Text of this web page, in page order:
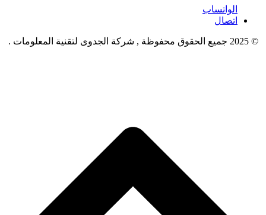
الواتساب
اتصال
© 2025 جميع الحقوق محفوظة , شركة الجدوى لتقنية المعلومات .